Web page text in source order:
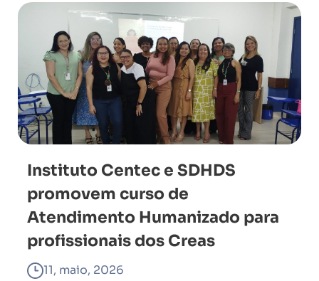
Instituto Centec e SDHDS
promovem curso de
Atendimento Humanizado para
profissionais dos Creas
11, maio, 2026